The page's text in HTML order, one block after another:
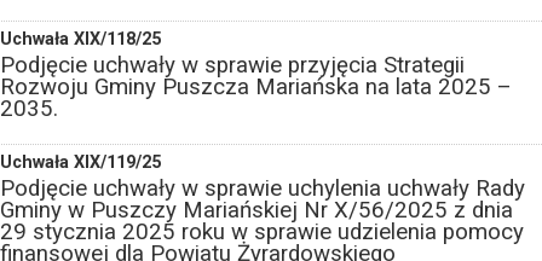
Uchwała XIX/118/25
Podjęcie uchwały w sprawie przyjęcia Strategii
Rozwoju Gminy Puszcza Mariańska na lata 2025 –
2035.
Uchwała XIX/119/25
Podjęcie uchwały w sprawie uchylenia uchwały Rady
Gminy w Puszczy Mariańskiej Nr X/56/2025 z dnia
29 stycznia 2025 roku w sprawie udzielenia pomocy
finansowej dla Powiatu Żyrardowskiego